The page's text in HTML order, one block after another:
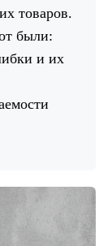
товаров.
были:
и их